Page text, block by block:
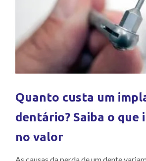
Quanto custa um
dentário? Saiba o que
no valor